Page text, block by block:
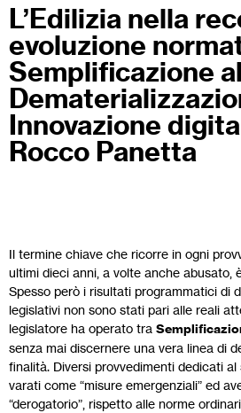
L’Edilizia nella
evoluzione
Semplificazione
Innovazione
Rocco Panetta
Il termine chiave che ricorre in ogni
ultimi dieci anni, a volte anche abusato,
Spesso però i risultati programmatici di
legislativi non sono stati pari alle reali
legislatore ha operato tra
senza mai discernere una vera linea di
finalità. Diversi provvedimenti dedicati
varati come “misure emergenziali” ed
“derogatorio”, rispetto alle norme